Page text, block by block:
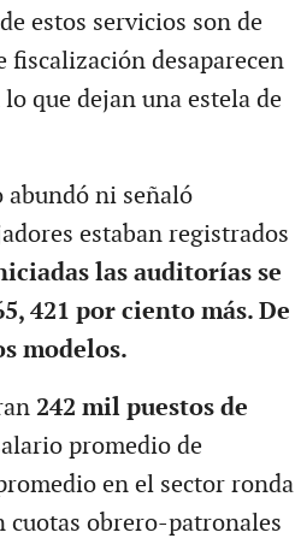
estos servicios son de
fiscalización desaparecen
que dejan una estela de
abundó ni señaló
estaban registrados
las auditorías se
421 por ciento más. De
modelos.
242 mil puestos de
promedio de
en el sector ronda
cuotas obrero-patronales